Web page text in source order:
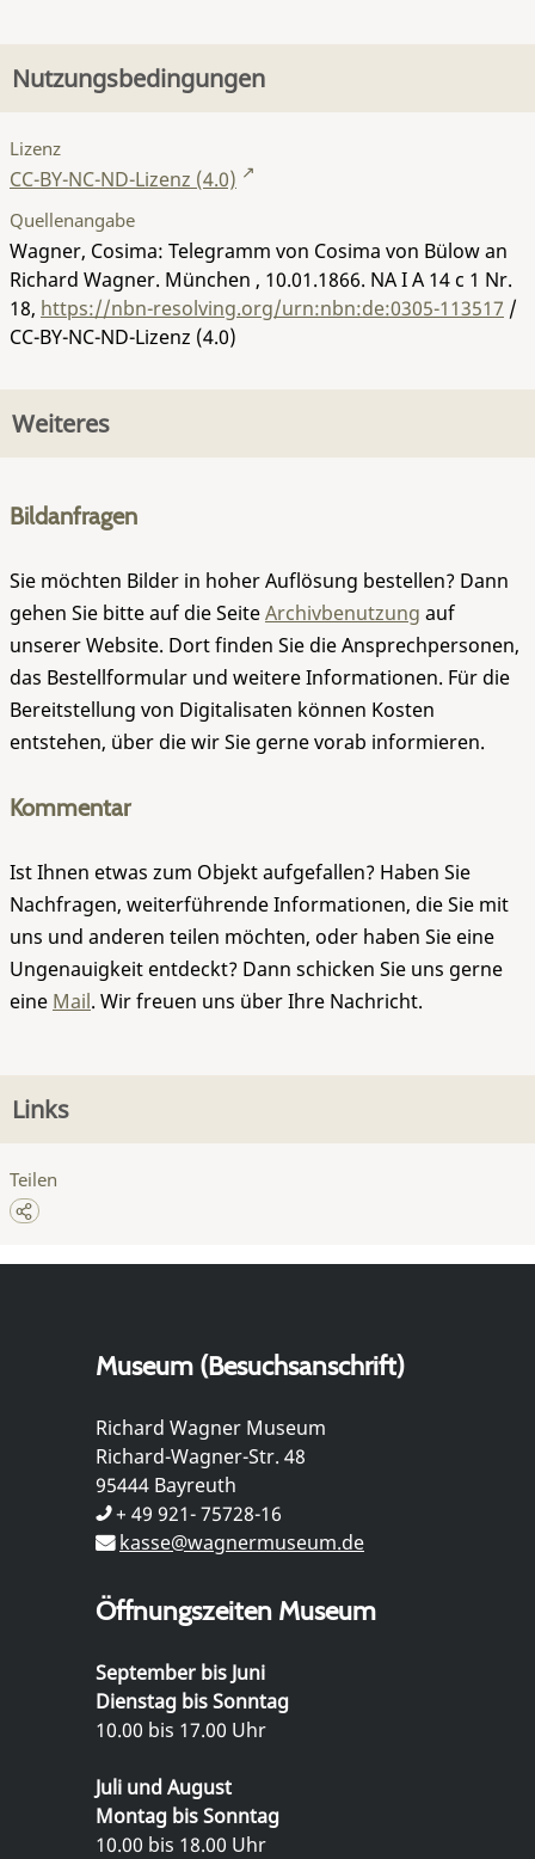
Nutzungsbedingungen
Lizenz
CC-BY-NC-ND-Lizenz (4.0)
Quellenangabe
Wagner, Cosima: Telegramm von Cosima von Bülow an
Richard Wagner. München , 10.01.1866. NA I A 14 c 1 Nr.
18, https://nbn-resolving.org/urn:nbn:de:0305-113517 /
CC-BY-NC-ND-Lizenz (4.0)
Weiteres
Bildanfragen
Sie möchten Bilder in hoher Auflösung bestellen? Dann
gehen Sie bitte auf die SeiteArchivbenutzung auf
unserer Website. Dort finden Sie die Ansprechpersonen,
das Bestellformular und weitere Informationen. Für die
Bereitstellung von Digitalisaten können Kosten
entstehen, über die wir Sie gerne vorab informieren.
Kommentar
Ist Ihnen etwas zum Objekt aufgefallen? Haben Sie
Nachfragen, weiterführende Informationen, die Sie mit
uns und anderen teilen möchten, oder haben Sie eine
Ungenauigkeit entdeckt? Dann schicken Sie uns gerne
eine Mail. Wir freuen uns über Ihre Nachricht.
Links
Teilen
Museum (Besuchsanschrift)
Richard Wagner Museum
Richard-Wagner-Str. 48
95444 Bayreuth
+ 49 921- 75728-16
kasse@wagnermuseum.de
Öffnungszeiten Museum
September bis Juni
Dienstag bis Sonntag
10.00 bis 17.00 Uhr
Juli und August
Montag bis Sonntag
10.00 bis 18.00 Uhr